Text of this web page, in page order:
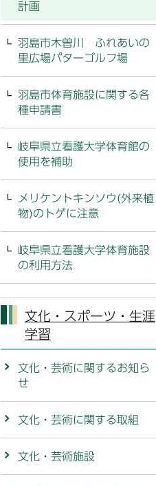
計画
羽島市木曽川 ふれあいの
里広場パターゴルフ場
羽島市体育施設に関する各
種申請書
岐阜県立看護大学体育館の
使用を補助
メリケントキンソウ(外来植
物)のトゲに注意
岐阜県立看護大学体育施設
の利用方法
文化・スポーツ・生涯
学習
文化・芸術に関するお知ら
せ
文化・芸術に関する取組
文化・芸術施設